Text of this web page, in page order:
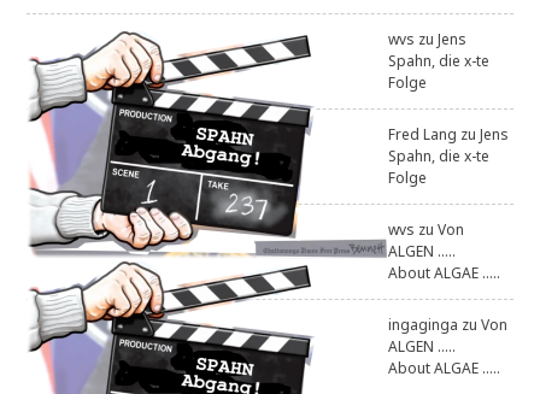
wvs zuJens
Spahn, die x-te
Folge
Fred Lang zuJens
Spahn, die x-te
Folge
wvs zuVon
ALGEN .....
About ALGAE .....
ingaginga zuVon
ALGEN .....
About ALGAE .....